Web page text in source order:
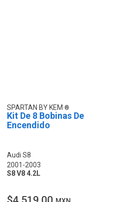
SPARTAN BY KEM
Kit De 8 Bobinas De
Encendido
Audi S8
2001-2003
S8 V8 4.2L